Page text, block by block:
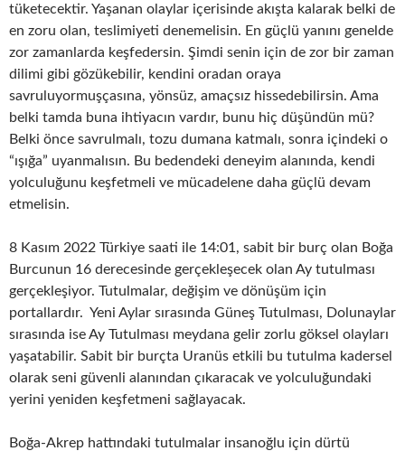
tüketecektir. Yaşanan olaylar içerisinde akışta kalarak belki de
en zoru olan, teslimiyeti denemelisin. En güçlü yanını genelde
zor zamanlarda keşfedersin. Şimdi senin için de zor bir zaman
dilimi gibi gözükebilir, kendini oradan oraya
savruluyormuşçasına, yönsüz, amaçsız hissedebilirsin. Ama
belki tamda buna ihtiyacın vardır, bunu hiç düşündün mü?
Belki önce savrulmalı, tozu dumana katmalı, sonra içindeki o
“ışığa” uyanmalısın. Bu bedendeki deneyim alanında, kendi
yolculuğunu keşfetmeli ve mücadelene daha güçlü devam
etmelisin.
8 Kasım 2022 Türkiye saati ile 14:01, sabit bir burç olan Boğa
Burcunun 16 derecesinde gerçekleşecek olan Ay tutulması
gerçekleşiyor. Tutulmalar, değişim ve dönüşüm için
portallardır. Yeni Aylar sırasında Güneş Tutulması, Dolunaylar
sırasında ise Ay Tutulması meydana gelir zorlu göksel olayları
yaşatabilir. Sabit bir burçta Uranüs etkili bu tutulma kadersel
olarak seni güvenli alanından çıkaracak ve yolculuğundaki
yerini yeniden keşfetmeni sağlayacak.
Boğa-Akrep hattındaki tutulmalar insanoğlu için dürtü